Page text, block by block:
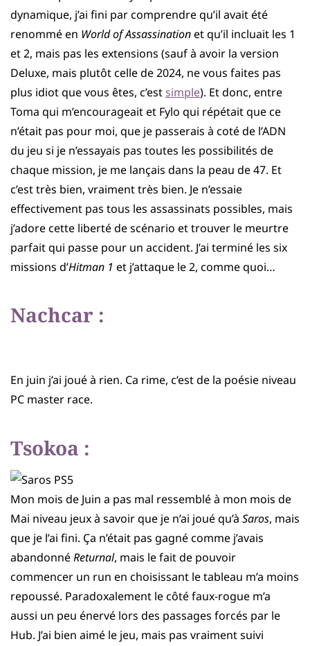
dynamique, j’ai fini par comprendre qu’il avait été
renommé en World of Assassinationet qu’il incluait les 1
et 2, mais pas les extensions (sauf à avoir la version
Deluxe, mais plutôt celle de 2024, ne vous faites pas
plus idiot que vous êtes, c’est simple). Et donc, entre
Toma qui m’encourageait et Fylo qui répétait que ce
n’était pas pour moi, que je passerais à coté de l’ADN
du jeu si je n’essayais pas toutes les possibilités de
chaque mission, je me lançais dans la peau de 47. Et
c’est très bien, vraiment très bien. Je n’essaie
effectivement pas tous les assassinats possibles, mais
j’adore cette liberté de scénario et trouver le meurtre
parfait qui passe pour un accident. J’ai terminé les six
missions d’Hitman 1 et j’attaque le 2, comme quoi…
Nachcar :
En juin j’ai joué à rien. Ca rime, c’est de la poésie niveau
PC master race.
Tsokoa :
Mon mois de Juin a pas mal ressemblé à mon mois de
Mai niveau jeux à savoir que je n’ai joué qu’à Saros, mais
que je l’ai fini. Ça n’était pas gagné comme j’avais
abandonnéReturnal, mais le fait de pouvoir
commencer un run en choisissant le tableau m’a moins
repoussé. Paradoxalement le côté faux-rogue m’a
aussi un peu énervé lors des passages forcés par le
Hub. J’ai bien aimé le jeu, mais pas vraiment suivi